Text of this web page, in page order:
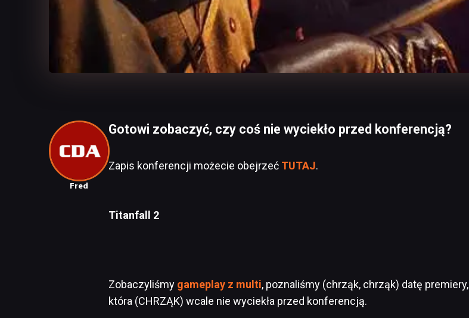
Fred
Gotowi zobaczyć, czy coś nie wyciekło przed konferencją?
Zapis konferencji możecie obejrzeć TUTAJ.
Titanfall 2
Zobaczyliśmy gameplay z multi, poznaliśmy (chrząk, chrząk) datę premiery,
która (CHRZĄK) wcale nie wyciekła przed konferencją.